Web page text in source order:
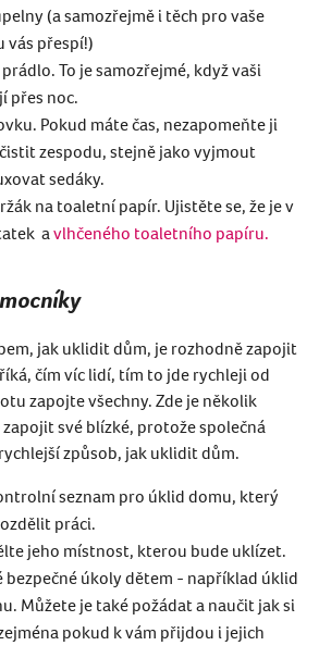
(a samozřejmě i těch pro vaše
vás přespí!)
To je samozřejmé, když vaši
přes noc.
Pokud máte čas, nezapomeňte ji
zespodu, stejně jako vyjmout
sedáky.
na toaletní papír. Ujistěte se, že je v
a vlhčeného toaletního papíru.
jak uklidit dům, je rozhodně zapojit
čím víc lidí, tím to jde rychleji od
zapojte všechny. Zde je několik
zapojit své blízké, protože společná
způsob, jak uklidit dům.
seznam pro úklid domu, který
lit práci.
jeho místnost, kterou bude uklízet.
bezpečné úkoly dětem - například úklid
Můžete je také požádat a naučit jak si
éna pokud k vám přijdou i jejich